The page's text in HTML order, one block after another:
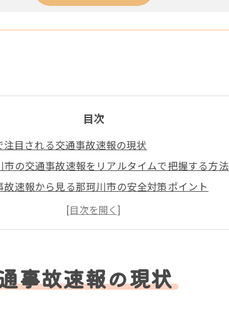
目次
注目される交通事故速報の現状
市の交通事故速報をリアルタイムで把握する方法
故速報から見る那珂川市の安全対策ポイント
市で多発する交通事故の速報傾向を分析
速報サイトで知る那珂川市交通事故の現状
故速報を活用した那珂川市の危険回避策
ムで追う那珂川市の交通事故情報
事故速報の現状